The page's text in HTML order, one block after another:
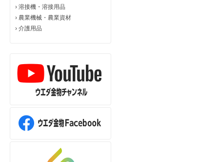
› 溶接機・溶接用品
› 農業機械・農業資材
› 介護用品